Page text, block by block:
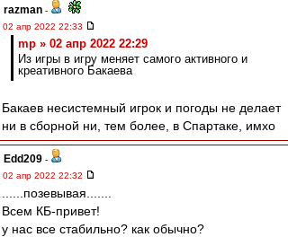
razman -
02 апр 2022 22:33
mp » 02 апр 2022 22:29
Из игры в игру меняет самого активного и
креативного Бакаева
Бакаев несистемный игрок и погоды не делает
ни в сборной ни, тем более, в Спартаке, имхо
Edd209 -
02 апр 2022 22:32
......позевывая.......
Всем КБ-привет!
у нас все стабильно? как обычно?